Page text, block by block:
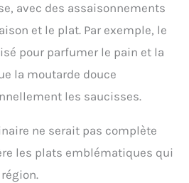
avec des assaisonnements
et le plat. Par exemple, le
pour parfumer le pain et la
la moutarde douce
les saucisses.
ne serait pas complète
les plats emblématiques qui